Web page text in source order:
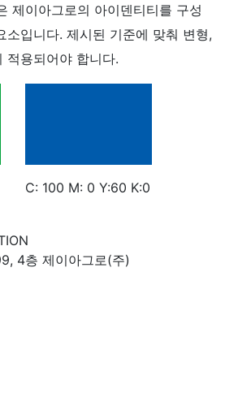
제이아그로의 아이덴티티를 구성
소입니다. 제시된 기준에 맞춰 변형,
적용되어야 합니다.
C: 100 M: 0 Y:60 K:0
4층 제이아그로(주)